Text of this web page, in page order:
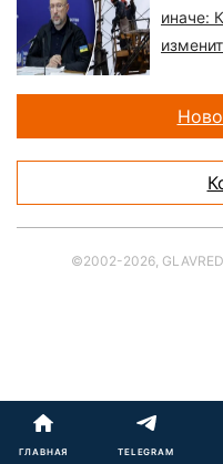
ГЛАВНАЯ TELEGRAM
иначе:
©2002-2026,